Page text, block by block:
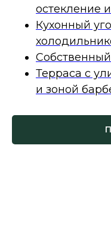
остекление
Кухонный
Терраса с
и зоной